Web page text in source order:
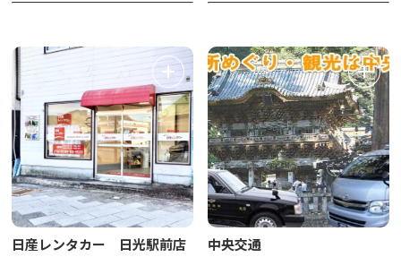
日産レンタカー 日光駅前店 中央交通